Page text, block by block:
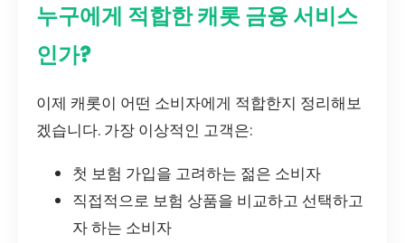
누구에게 적합한 캐롯 금융 서비스
인가?
이제 캐롯이 어떤 소비자에게 적합한지 정리해보
겠습니다. 가장 이상적인 고객은:
첫 보험 가입을 고려하는 젊은 소비자
직접적으로 보험 상품을 비교하고 선택하고
자 하는 소비자